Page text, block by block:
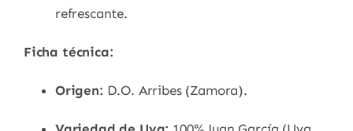
refrescante.
Ficha técnica:
Origen: D.O. Arribes (Zamora).